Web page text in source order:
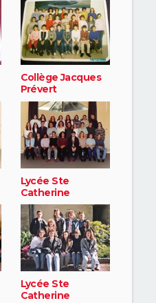
Collège Jacques
Prévert
Lycée Ste
Catherine
Lycée Ste
Catherine